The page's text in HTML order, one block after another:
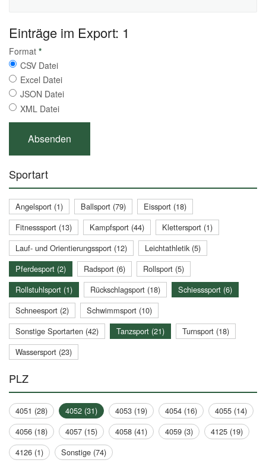
Einträge im Export: 1
Format *
CSV Datei
Excel Datei
JSON Datei
XML Datei
Sportart
Angelsport (1) Ballsport (79)
Eissport (18)
Fitnesssport (13)
Kampfsport (44)
Klettersport (1)
Lauf- und Orientierungssport (12)
Leichtathletik (5)
Pferdesport (2)
Radsport (6)
Rollsport (5)
Rollstuhlsport (1)
Rückschlagsport (18)
Schiesssport (6)
Schneesport (2)
Schwimmsport (10)
Sonstige Sportarten (42)
Tanzsport (21)
Turnsport (18)
Wassersport (23)
PLZ
4051 (28) 4052 (31) 4053 (19) 4054 (16)
4055 (14)
4056 (18)
4057 (15) 4058 (41) 4059 (3)
4125 (19)
4126 (1)
Sonstige (74)